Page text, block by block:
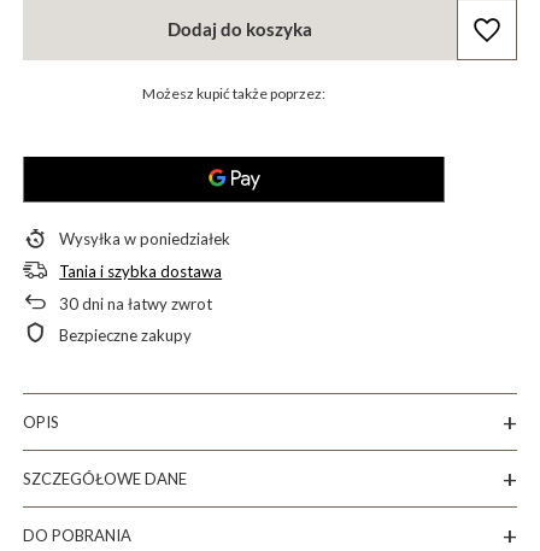
Dodaj do koszyka
Możesz kupić także poprzez:
Wysyłkaw poniedziałek
Tania i szybka dostawa
30dni na łatwy zwrot
Bezpieczne zakupy
OPIS
SZCZEGÓŁOWE DANE
DO POBRANIA